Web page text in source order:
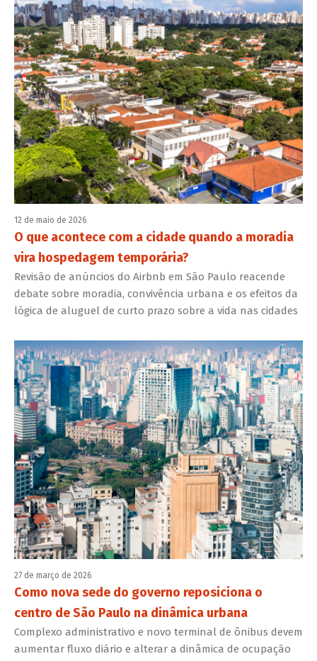
12 de maio de 2026
O que acontece com a cidade quando a moradia
vira hospedagem temporária?
Revisão de anúncios do Airbnb em São Paulo reacende
debate sobre moradia, convivência urbana e os efeitos da
lógica de aluguel de curto prazo sobre a vida nas cidades
27 de março de 2026
Como nova sede do governo reposiciona o
centro de São Paulo na dinâmica urbana
Complexo administrativo e novo terminal de ônibus devem
aumentar fluxo diário e alterar a dinâmica de ocupação